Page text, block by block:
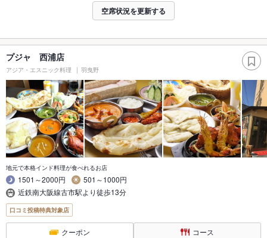
空席状況を更新する
プジャ 西浦店
アジア・エスニック料理 羽曳野
地元で本格インド料理が食べれるお店
1501～2000円
501～1000円
近鉄南大阪線古市駅より徒歩13分
口コミ投稿特典対象店
クーポン コース